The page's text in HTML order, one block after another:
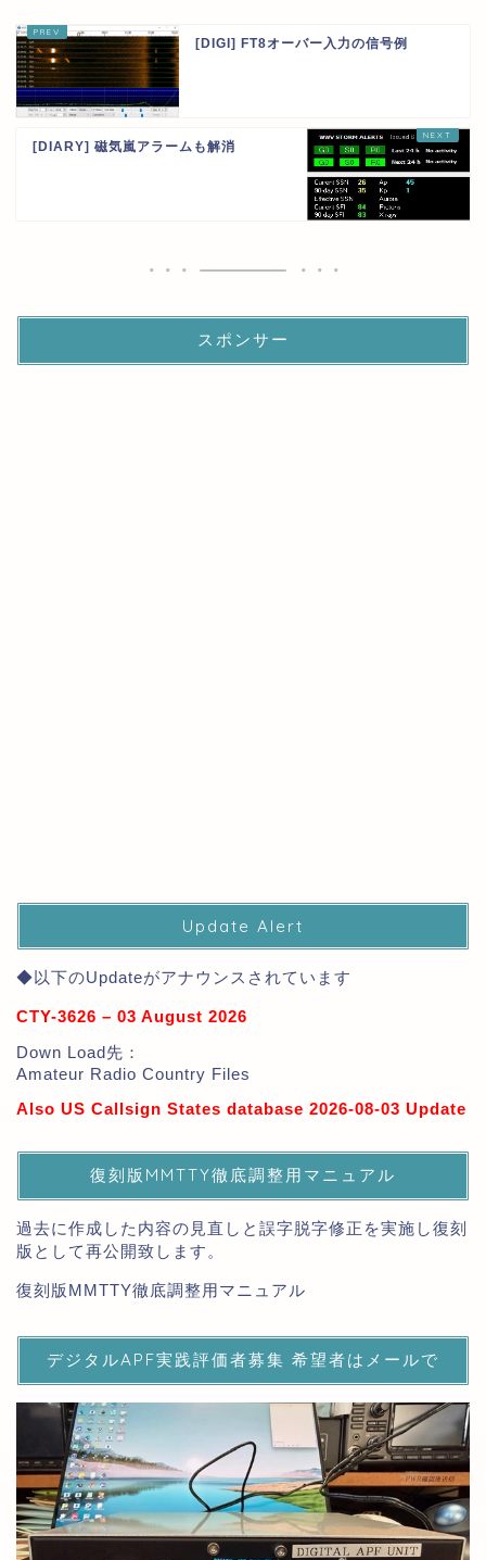
[DIGI] FT8オーバー入力の信号例
[DIARY] 磁気嵐アラームも解消
スポンサー
Update Alert
◆以下のUpdateがアナウンスされています
CTY-3626 – 03 August 2026
Down Load先：
Amateur Radio Country Files
Also US Callsign States database 2026-08-03 Update
復刻版MMTTY徹底調整用マニュアル
過去に作成した内容の見直しと誤字脱字修正を実施し復刻
版として再公開致します。
復刻版MMTTY徹底調整用マニュアル
デジタルAPF実践評価者募集 希望者はメールで